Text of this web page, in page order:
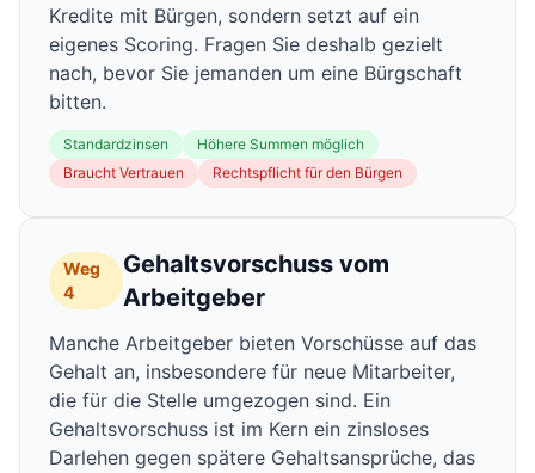
Kredite mit Bürgen, sondern setzt auf ein
eigenes Scoring. Fragen Sie deshalb gezielt
nach, bevor Sie jemanden um eine Bürgschaft
bitten.
Standardzinsen
Höhere Summen möglich
Braucht Vertrauen
Rechtspflicht für den Bürgen
Weg
4
Gehaltsvorschuss vom
Arbeitgeber
Manche Arbeitgeber bieten Vorschüsse auf das
Gehalt an, insbesondere für neue Mitarbeiter,
die für die Stelle umgezogen sind. Ein
Gehaltsvorschuss ist im Kern ein zinsloses
Darlehen gegen spätere Gehaltsansprüche, das